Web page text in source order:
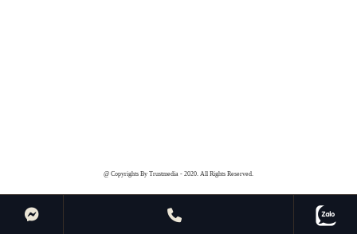
@ Copyrights By Trustmedia - 2020. All Rights Reserved.